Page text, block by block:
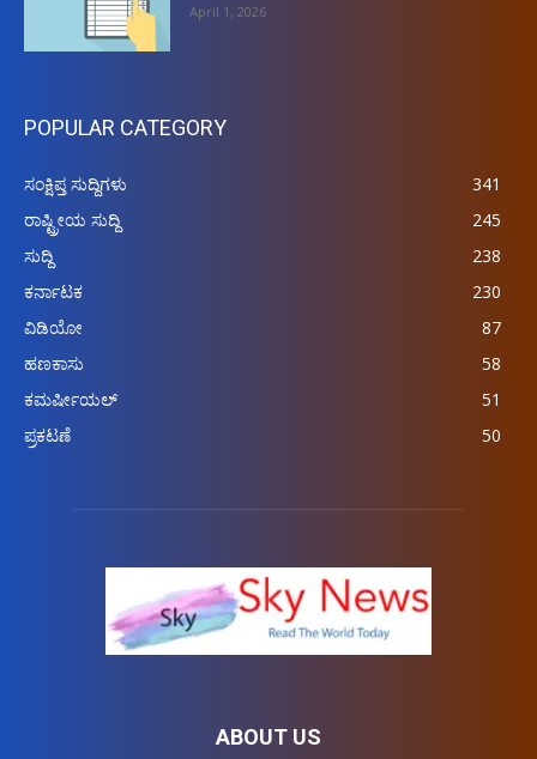
April 1, 2026
POPULAR CATEGORY
ಸಂಕ್ಷಿಪ್ತ ಸುದ್ದಿಗಳು
341
ರಾಷ್ಟ್ರೀಯ ಸುದ್ದಿ
245
ಸುದ್ದಿ
238
ಕರ್ನಾಟಕ
230
ವಿಡಿಯೋ
87
ಹಣಕಾಸು
58
ಕಮರ್ಷೀಯಲ್
51
ಪ್ರಕಟಣೆ
50
ABOUT US